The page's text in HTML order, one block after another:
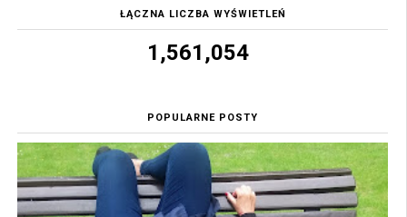
ŁĄCZNA LICZBA WYŚWIETLEŃ
1,561,054
POPULARNE POSTY